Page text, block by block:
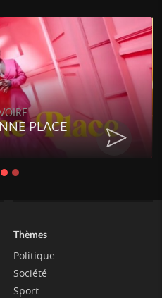
PLACE
Thèmes
Politique
Société
Sport